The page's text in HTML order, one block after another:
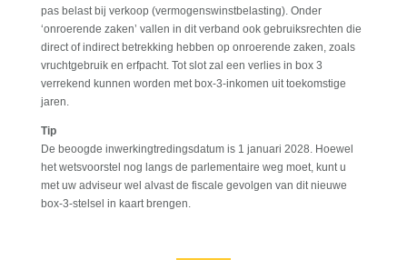
pas belast bij verkoop (vermogenswinstbelasting). Onder
‘onroerende zaken’ vallen in dit verband ook gebruiksrechten die
direct of indirect betrekking hebben op onroerende zaken, zoals
vruchtgebruik en erfpacht. Tot slot zal een verlies in box 3
verrekend kunnen worden met box-3-inkomen uit toekomstige
jaren.
Tip
De beoogde inwerkingtredingsdatum is 1 januari 2028. Hoewel
het wetsvoorstel nog langs de parlementaire weg moet, kunt u
met uw adviseur wel alvast de fiscale gevolgen van dit nieuwe
box-3-stelsel in kaart brengen.